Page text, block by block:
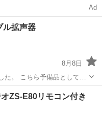
Ad
ル拡声器
8月8日
た。 こちら予備品として購
。 付属品 拡声器
ョルダーベルト 充電ケーブ
ZS-E80リモコン付き